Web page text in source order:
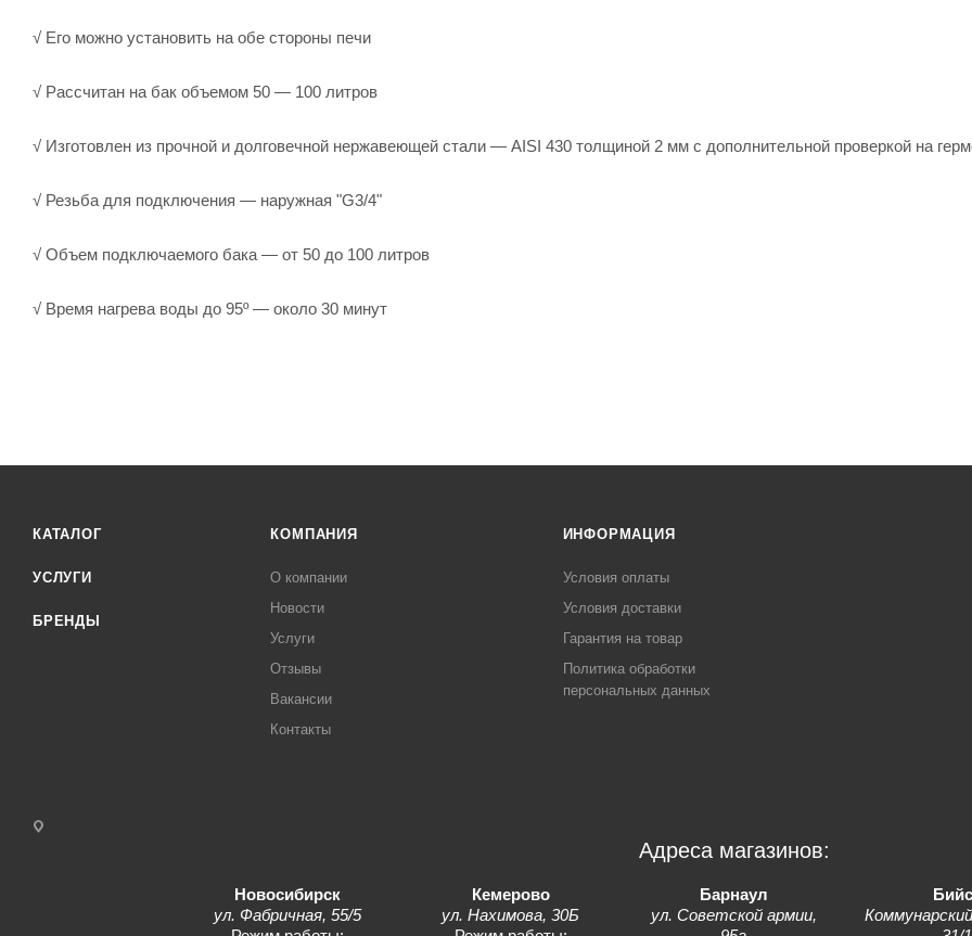
√ Его можно установить на обе стороны печи
√ Рассчитан на бак объемом 50 — 100 литров
√ Изготовлен из прочной и долговечной нержавеющей стали — AISI 430 толщиной 2 мм с дополнительной проверкой на
√ Резьба для подключения — наружная "G3/4"
√ Объем подключаемого бака — от 50 до 100 литров
√ Время нагрева воды до 95º — около 30 минут
КАТАЛОГ
УСЛУГИ
БРЕНДЫ
КОМПАНИЯ
О компании
Новости
Услуги
Отзывы
Вакансии
Контакты
ИНФОРМАЦИЯ
Условия оплаты
Условия доставки
Гарантия на товар
Политика обработки
персональных данных
Адреса магазинов:
Новосибирск
ул. Фабричная, 55/5
Кемерово
ул. Нахимова, 30Б
Барнаул
ул. Советской армии,